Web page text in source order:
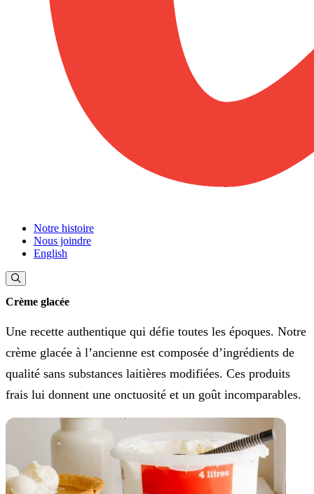
Notre histoire
Nous joindre
English
Crème glacée
Une recette authentique qui défie toutes les époques. Notre
crème glacée à l’ancienne est composée d’ingrédients de
qualité sans substances laitières modifiées. Ces produits
frais lui donnent une onctuosité et un goût incomparables.